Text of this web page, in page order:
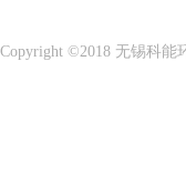
Copyright ©2018 无锡科